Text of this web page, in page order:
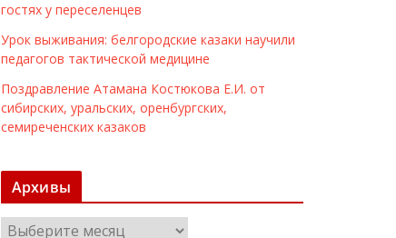
гостях у переселенцев
Урок выживания: белгородские казаки научили
педагогов тактической медицине
Поздравление Атамана Костюкова Е.И. от
сибирских, уральских, оренбургских,
семиреченских казаков
Архивы